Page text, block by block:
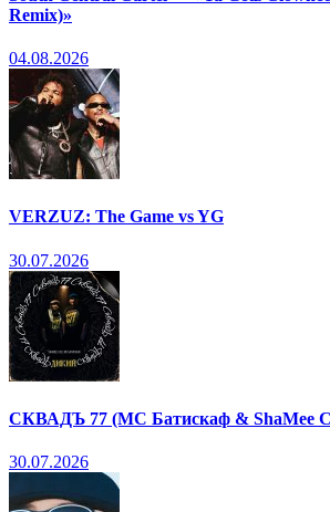
Remix)»
04.08.2026
VERZUZ: The Game vs YG
30.07.2026
СКВАДЪ 77 (МС Батискаф & ShaMee
30.07.2026